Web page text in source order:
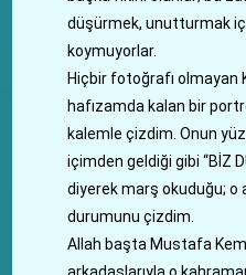
düşürmek, unutturmak
koymuyorlar.
Hiçbir fotoğrafı olmayan
hafızamda kalan bir
kalemle çizdim. Onun
içimden geldiği gibi “BİZ
diyerek marş okuduğu; o
durumunu çizdim.
Allah başta Mustafa